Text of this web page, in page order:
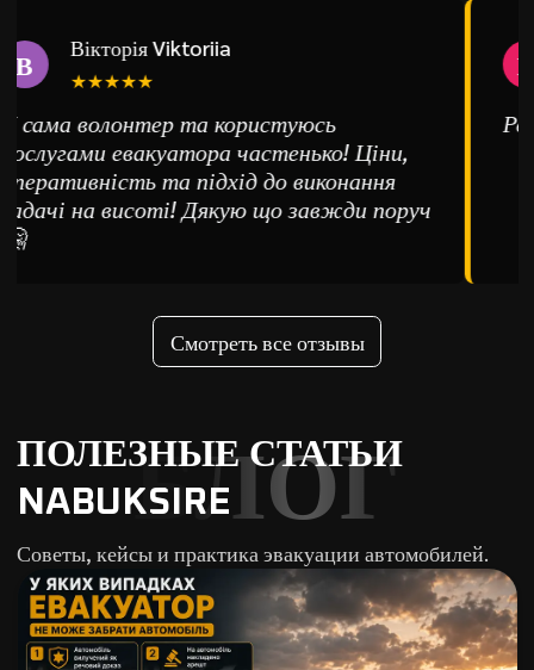
В
Вікторія Viktoriia
★★★★★
сама волонтер та користуюсь
евакуатора частенько! Ціни,
та підхід до виконання
на висоті! Дякую що завжди поруч
Е
Смотреть все отзывы
БЛОГ
ПОЛЕЗНЫЕ СТАТЬИ
NABUKSIRE
Советы, кейсы и практика эвакуации автомобилей.